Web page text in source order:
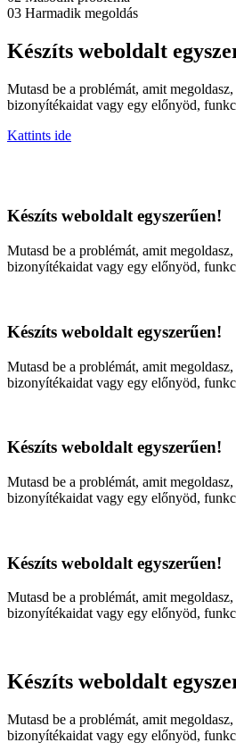
03 Harmadik megoldás
Készíts weboldalt
Mutasd be a problémát, amit
bizonyítékaidat vagy egy előnyöd,
Kattints ide
Készíts weboldalt egyszerűen!
Mutasd be a problémát, amit
bizonyítékaidat vagy egy előnyöd,
Készíts weboldalt egyszerűen!
Mutasd be a problémát, amit
bizonyítékaidat vagy egy előnyöd,
Készíts weboldalt egyszerűen!
Mutasd be a problémát, amit
bizonyítékaidat vagy egy előnyöd,
Készíts weboldalt egyszerűen!
Mutasd be a problémát, amit
bizonyítékaidat vagy egy előnyöd,
Készíts weboldalt
Mutasd be a problémát, amit
bizonyítékaidat vagy egy előnyöd,